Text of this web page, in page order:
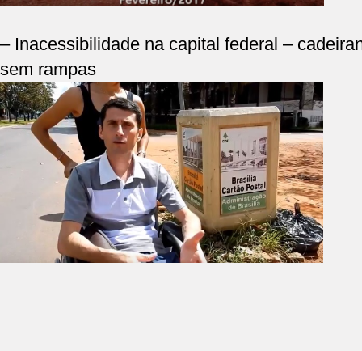
– Inacessibilidade na capital federal –
sem rampas